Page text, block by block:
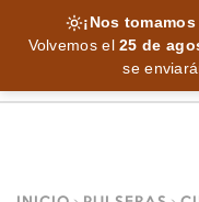
¡Nos
Volvemos el25 de
se